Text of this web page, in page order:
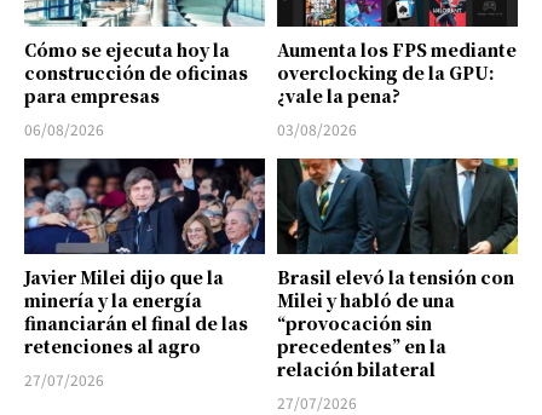
Cómo se ejecuta hoy la
construcción de oficinas
para empresas
06/08/2026
Aumenta los FPS mediante
overclocking de la GPU:
¿vale la pena?
03/08/2026
Javier Milei dijo que la
minería y la energía
financiarán el final de las
retenciones al agro
27/07/2026
Brasil elevó la tensión con
Milei y habló de una
“provocación sin
precedentes” en la
relación bilateral
27/07/2026